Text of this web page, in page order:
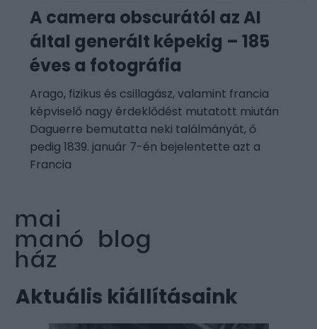
A camera obscurától az AI
által generált képekig – 185
éves a fotográfia
Arago, fizikus és csillagász, valamint francia
képviselő nagy érdeklődést mutatott miután
Daguerre bemutatta neki találmányát, ő
pedig 1839. január 7-én bejelentette azt a
Francia
Aktuális kiállításaink